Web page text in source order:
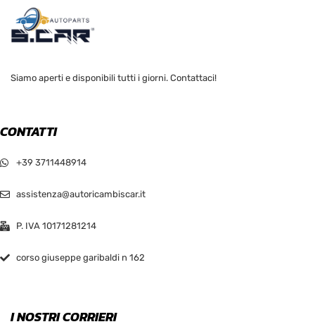
Siamo aperti e disponibili tutti i giorni. Contattaci!
CONTATTI
+39 3711448914
assistenza@autoricambiscar.it
P. IVA 10171281214
corso giuseppe garibaldi n 162
I NOSTRI CORRIERI